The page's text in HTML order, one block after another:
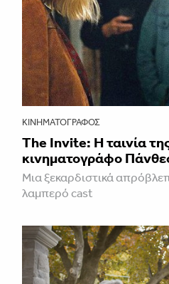
ΚΙΝΗΜΑΤΟΓΡΆΦΟΣ
The Invite: Η ταινία
κινηματογράφο
Μια ξεκαρδιστικά
λαμπερό cast